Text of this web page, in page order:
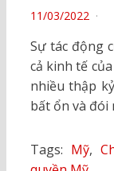
POSTED
11/03/2022
Sự tác động
cả kinh tế
nhiều thập
bất ổn và đói
Tags: Mỹ,